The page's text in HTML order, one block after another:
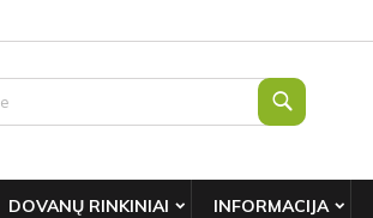
DOVANŲ RINKINIAI INFORMACIJA